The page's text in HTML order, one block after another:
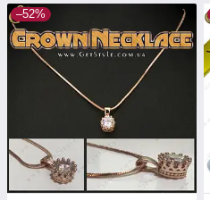
–52%